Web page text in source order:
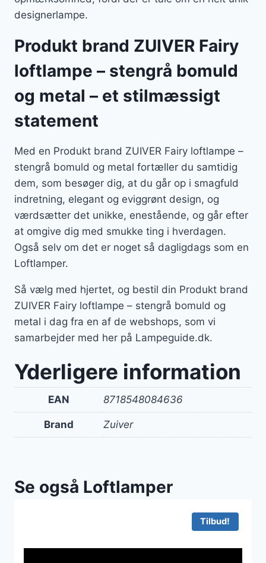
designerlampe.
Produkt brand ZUIVER Fairy
loftlampe – stengrå bomuld
og metal – et stilmæssigt
statement
Med en Produkt brand ZUIVER Fairy loftlampe –
stengrå bomuld og metal fortæller du samtidig
dem, som besøger dig, at du går op i smagfuld
indretning, elegant og eviggrønt design, og
værdsætter det unikke, enestående, og går efter
at omgive dig med smukke ting i hverdagen.
Også selv om det er noget så dagligdags som en
Loftlamper.
Så vælg med hjertet, og bestil din Produkt brand
ZUIVER Fairy loftlampe – stengrå bomuld og
metal i dag fra en af de webshops, som vi
samarbejder med her på Lampeguide.dk.
Yderligere information
EAN 8718548084636
Brand Zuiver
Se også Loftlamper
Tilbud!